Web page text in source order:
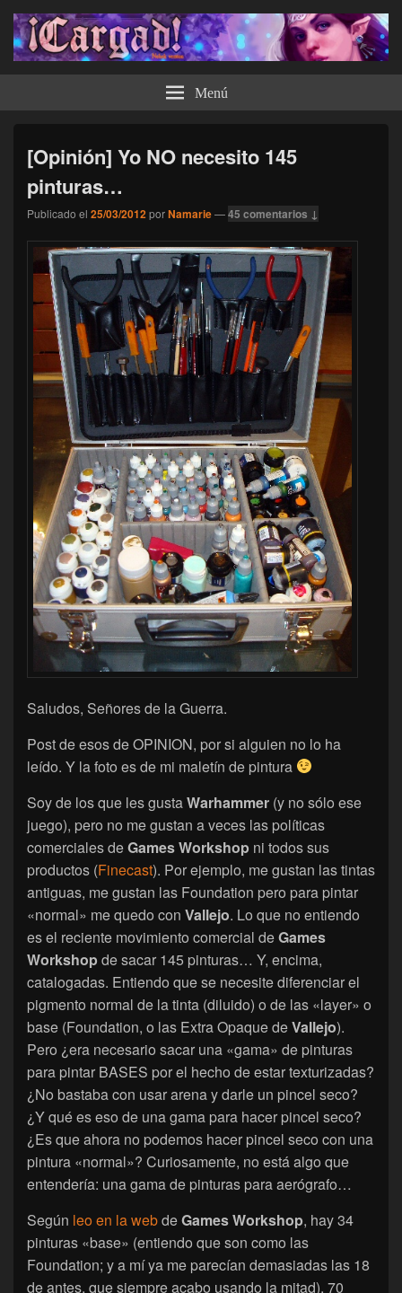
¡Cargad! Menú
[Opinión] Yo NO necesito 145
pinturas…
Publicado el 25/03/2012porNamarie—45 comentarios ↓
Saludos, Señores de la Guerra.
Post de esos de OPINION, por si alguien no lo ha
leído. Y la foto es de mi maletín de pintura
Soy de los que les gustaWarhammer (y no sólo ese
juego), pero no me gustan a veces las políticas
comerciales deGames Workshop ni todos sus
productos (Finecast). Por ejemplo, me gustan las tintas
antiguas, me gustan las Foundation pero para pintar
«normal» me quedo con Vallejo. Lo que no entiendo
es el reciente movimiento comercial deGames
Workshopde sacar 145 pinturas… Y, encima,
catalogadas. Entiendo que se necesite diferenciar el
pigmento normal de la tinta (diluido) o de las «layer» o
base (Foundation, o las Extra Opaque deVallejo).
Pero ¿era necesario sacar una «gama» de pinturas
para pintar BASES por el hecho de estar texturizadas?
¿No bastaba con usar arena y darle un pincel seco?
¿Y qué es eso de una gama para hacer pincel seco?
¿Es que ahora no podemos hacer pincel seco con una
pintura «normal»? Curiosamente, no está algo que
entendería: una gama de pinturas para aerógrafo…
Según leo en la webdeGames Workshop, hay 34
pinturas «base» (entiendo que son como las
Foundation; y a mí ya me parecían demasiadas las 18
de antes, que siempre acabo usando la mitad), 70